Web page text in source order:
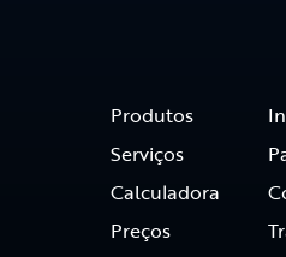
Produtos
Serviços
Calculadora
Preços